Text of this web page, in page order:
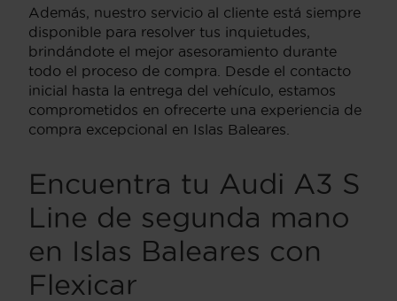
Además, nuestro servicio al cliente está siempre
disponible para resolver tus inquietudes,
brindándote el mejor asesoramiento durante
todo el proceso de compra. Desde el contacto
inicial hasta la entrega del vehículo, estamos
comprometidos en ofrecerte una experiencia de
compra excepcional en Islas Baleares.
Encuentra tu Audi A3 S
Line de segunda mano
en Islas Baleares con
Flexicar